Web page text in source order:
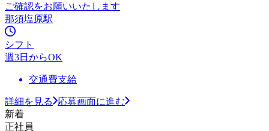
ご確認をお願いいたします
那須塩原駅
シフト
週3日からOK
交通費支給
詳細を見る
応募画面に進む
新着
正社員